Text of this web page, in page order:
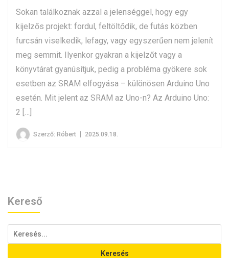
Sokan találkoznak azzal a jelenséggel, hogy egy
kijelzős projekt: fordul, feltöltődik, de futás közben
furcsán viselkedik, lefagy, vagy egyszerűen nem jelenít
meg semmit. Ilyenkor gyakran a kijelzőt vagy a
könyvtárat gyanúsítjuk, pedig a probléma gyökere sok
esetben az SRAM elfogyása – különösen Arduino Uno
esetén. Mit jelent az SRAM az Uno-n? Az Arduino Uno:
2 […]
Szerző: Róbert 2025.09.18.
Kereső
Keresés